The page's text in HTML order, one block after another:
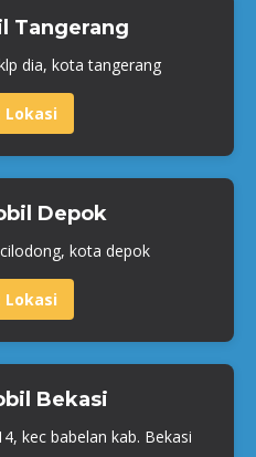
Tangerang
dia, kota tangerang
Lokasi
Depok
kota depok
Lokasi
Bekasi
kec babelan kab. Bekasi